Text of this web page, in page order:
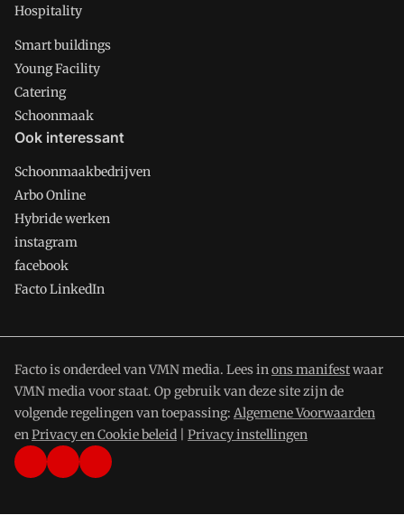
Hospitality
Smart buildings
Young Facility
Catering
Schoonmaak
Ook interessant
Schoonmaakbedrijven
Arbo Online
Hybride werken
instagram
facebook
Facto LinkedIn
Facto is onderdeel van VMN media. Lees inons manifestwaar
VMN media voor staat. Op gebruik van deze site zijn de
volgende regelingen van toepassing: Algemene Voorwaarden
enPrivacy en Cookie beleid Privacy instellingen